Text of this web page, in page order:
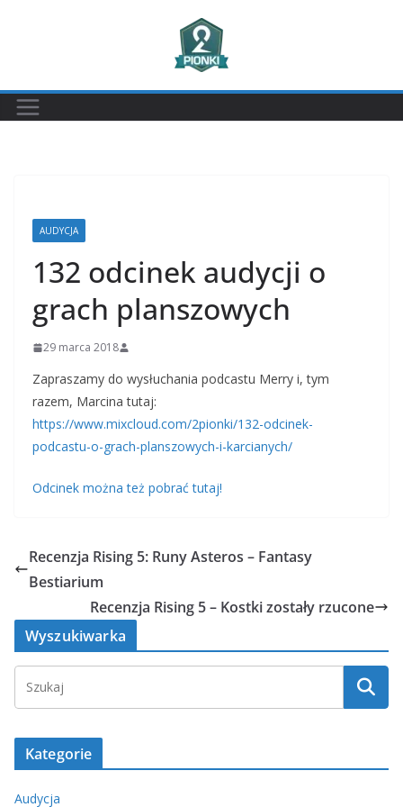
AUDYCJA
132 odcinek audycji o
grach planszowych
29 marca 2018
Zapraszamy do wysłuchania podcastu Merry i, tym
razem, Marcina tutaj:
https://www.mixcloud.com/2pionki/132-odcinek-
podcastu-o-grach-planszowych-i-karcianych/
Odcinek można też pobrać tutaj!
Recenzja Rising 5: Runy Asteros – Fantasy
Bestiarium
Recenzja Rising 5 – Kostki zostały rzucone
Wyszukiwarka
Kategorie
Audycja